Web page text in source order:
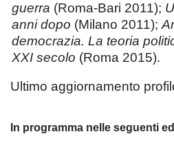
guerra (Roma-Bari 2011);
anni dopo (Milano 2011);
democrazia. La teoria
XXI secolo (Roma 2015).
Ultimo aggiornamento
In programma nelle seguenti